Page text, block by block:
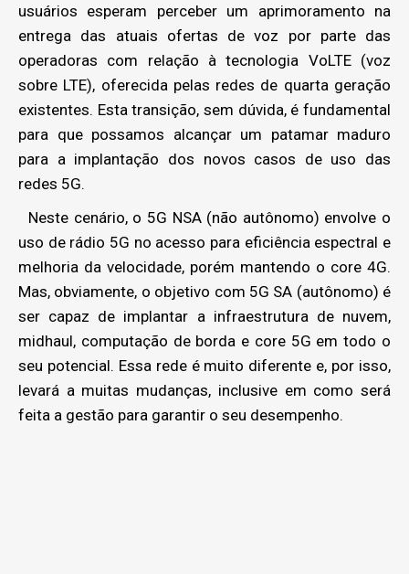
usuários esperam perceber um aprimoramento na
entrega das atuais ofertas de voz por parte das
operadoras com relação à tecnologia VoLTE (voz
sobre LTE), oferecida pelas redes de quarta geração
existentes. Esta transição, sem dúvida, é fundamental
para que possamos alcançar um patamar maduro
para a implantação dos novos casos de uso das
redes 5G.
Neste cenário, o 5G NSA (não autônomo) envolve o
uso de rádio 5G no acesso para eficiência espectral e
melhoria da velocidade, porém mantendo o core 4G.
Mas, obviamente, o objetivo com 5G SA (autônomo) é
ser capaz de implantar a infraestrutura de nuvem,
midhaul, computação de borda e core 5G em todo o
seu potencial. Essa rede é muito diferente e, por isso,
levará a muitas mudanças, inclusive em como será
feita a gestão para garantir o seu desempenho.